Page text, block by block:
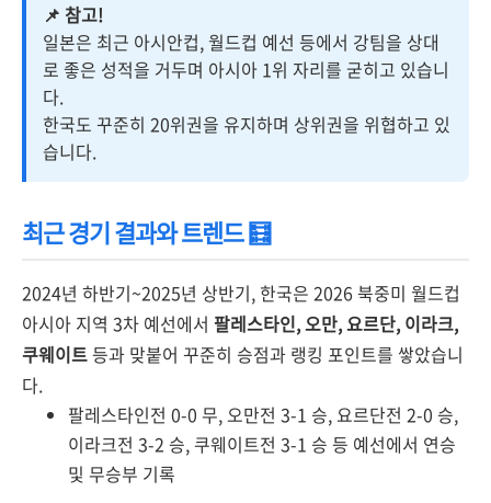
📌 참고!
일본은 최근 아시안컵, 월드컵 예선 등에서 강팀을 상대
로 좋은 성적을 거두며 아시아 1위 자리를 굳히고 있습니
다.
한국도 꾸준히 20위권을 유지하며 상위권을 위협하고 있
습니다.
최근 경기 결과와 트렌드 🧮
2024년 하반기~2025년 상반기, 한국은 2026 북중미 월드컵
아시아 지역 3차 예선에서 팔레스타인, 오만, 요르단, 이라크,
쿠웨이트등과 맞붙어 꾸준히 승점과 랭킹 포인트를 쌓았습니
다.
팔레스타인전 0-0 무, 오만전 3-1 승, 요르단전 2-0 승,
이라크전 3-2 승, 쿠웨이트전 3-1 승 등 예선에서 연승
및 무승부 기록